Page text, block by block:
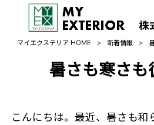
マイエクステリア HOME
> 新着情報 >
暑さも寒さも
こんにちは。最近、暑さも和